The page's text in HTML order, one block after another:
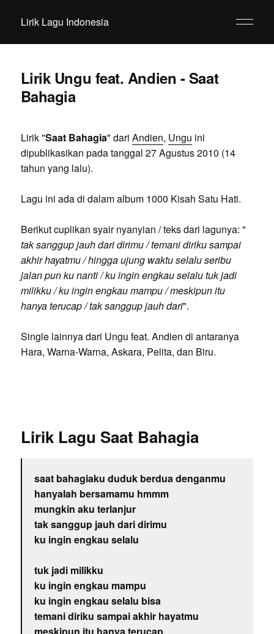
Lirik Lagu Indonesia
Lirik Ungu feat. Andien - Saat
Bahagia
Lirik "Saat Bahagia" dari Andien, Ungu ini
dipublikasikan pada tanggal 27 Agustus 2010 (14
tahun yang lalu).
Lagu ini ada di dalam album 1000 Kisah Satu Hati.
Berikut cuplikan syair nyanyian / teks dari lagunya: "
tak sanggup jauh dari dirimu / temani diriku sampai
akhir hayatmu / hingga ujung waktu selalu seribu
jalan pun ku nanti / ku ingin engkau selalu tuk jadi
milikku / ku ingin engkau mampu / meskipun itu
hanya terucap / tak sanggup jauh dari".
Single lainnya dari Ungu feat. Andien di antaranya
Hara, Warna-Warna, Askara, Pelita, dan Biru.
Lirik Lagu Saat Bahagia
saat bahagiaku duduk berdua denganmu
hanyalah bersamamu hmmm
mungkin aku terlanjur
tak sanggup jauh dari dirimu
ku ingin engkau selalu
tuk jadi milikku
ku ingin engkau mampu
ku ingin engkau selalu bisa
temani diriku sampai akhir hayatmu